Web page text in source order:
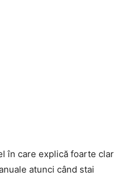
în care explică foarte clar
atunci când stai